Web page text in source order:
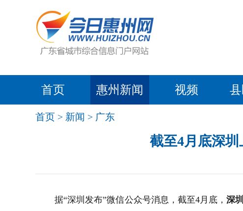
首页 惠州新闻 视频
首页 > 新闻 > 广东
截至4月底深
据“深圳发布”微信公众号消息，截至4月底，深